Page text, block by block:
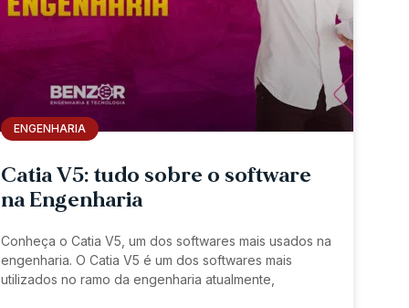
ENGENHARIA
Catia V5: tudo sobre o software
na Engenharia
Conheça o Catia V5, um dos softwares mais usados na
engenharia. O Catia V5 é um dos softwares mais
utilizados no ramo da engenharia atualmente,